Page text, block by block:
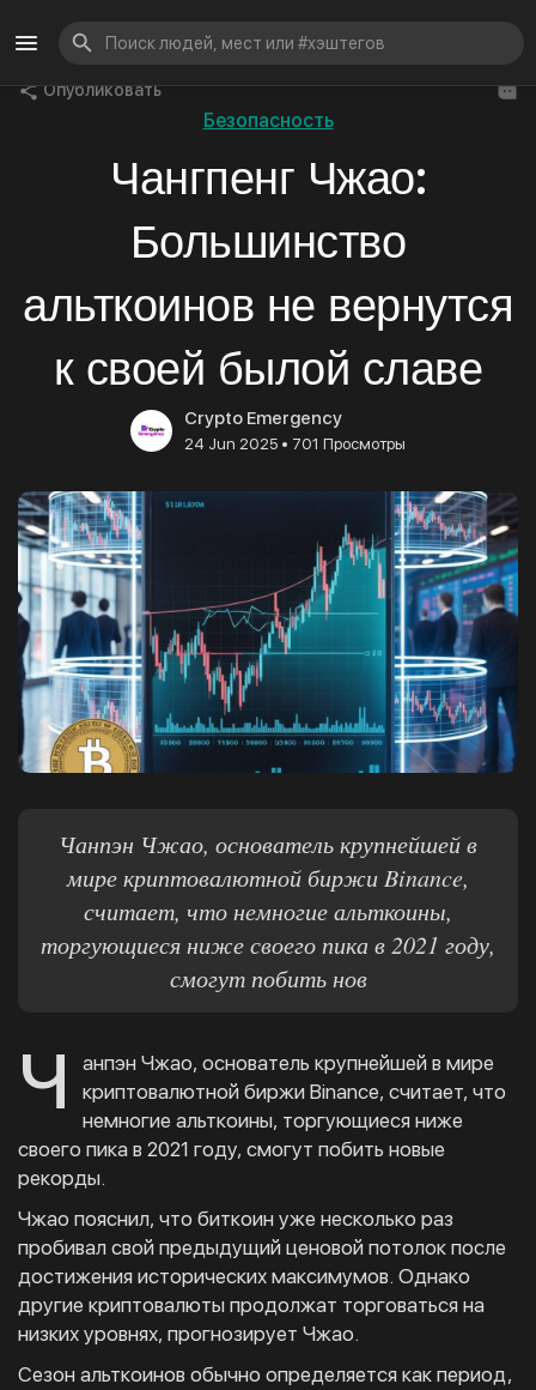
Опубликовать
Безопасность
Чангпенг Чжао:
Большинство
альткоинов не вернутся
к своей былой славе
Crypto Emergency
24 Jun 2025 • 701 Просмотры
Чанпэн Чжао, основатель крупнейшей в
мире криптовалютной биржи Binance,
считает, что немногие альткоины,
торгующиеся ниже своего пика в 2021 году,
смогут побить нов
Ч
анпэн Чжао, основатель крупнейшей в мире
криптовалютной биржи Binance, считает, что
немногие альткоины, торгующиеся ниже
своего пика в 2021 году, смогут побить новые
рекорды.
Чжао пояснил, что биткоин уже несколько раз
пробивал свой предыдущий ценовой потолок после
достижения исторических максимумов. Однако
другие криптовалюты продолжат торговаться на
низких уровнях, прогнозирует Чжао.
Сезон альткоинов обычно определяется как период,